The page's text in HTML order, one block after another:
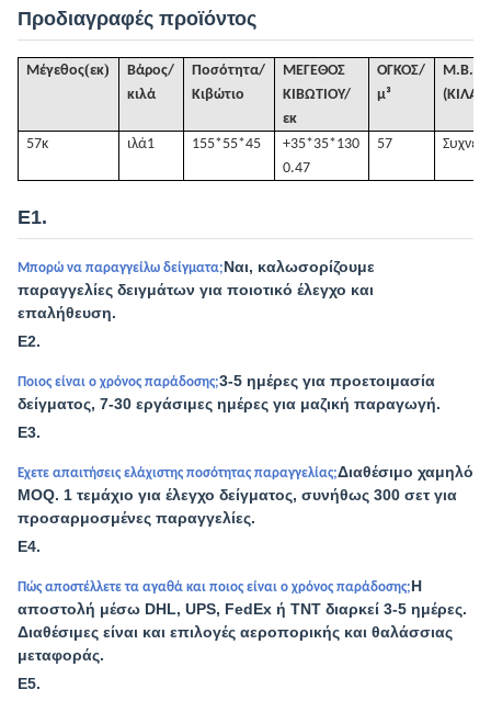
Προδιαγραφές προϊόντος
Μέγεθος(εκ)
Βάρος/
κιλά
Ποσότητα/
Κιβώτιο
ΜΕΓΕΘΟΣ
ΚΙΒΩΤΙΟΥ/
εκ
ΟΓΚΟΣ/
μ³
Μ.Β.
(ΚΙΛΑ)
57κ ιλά1 155*55*45
+35*35*130
0.47
57 Συχνές
Ε1.
Μπορώ να παραγγείλω δείγματα;Ναι, καλωσορίζουμε
παραγγελίες δειγμάτων για ποιοτικό έλεγχο και
επαλήθευση.
Ε2.
Ποιος είναι ο χρόνος παράδοσης;3-5 ημέρες για προετοιμασία
δείγματος, 7-30 εργάσιμες ημέρες για μαζική παραγωγή.
Ε3.
Έχετε απαιτήσεις ελάχιστης ποσότητας παραγγελίας;Διαθέσιμο χαμηλό
MOQ. 1 τεμάχιο για έλεγχο δείγματος, συνήθως 300 σετ για
προσαρμοσμένες παραγγελίες.
Ε4.
Πώς αποστέλλετε τα αγαθά και ποιος είναι ο χρόνος παράδοσης;Η
αποστολή μέσω DHL, UPS, FedEx ή TNT διαρκεί 3-5 ημέρες.
Διαθέσιμες είναι και επιλογές αεροπορικής και θαλάσσιας
μεταφοράς.
Ε5.